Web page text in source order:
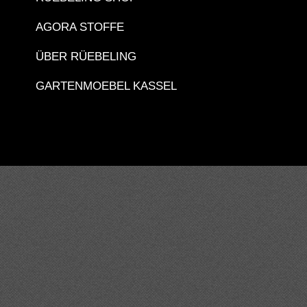
AGORA STOFFE
ÜBER RÜEBELING
GARTENMOEBEL KASSEL